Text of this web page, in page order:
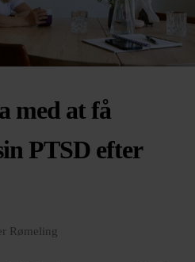
med at få
PTSD efter
Rømeling